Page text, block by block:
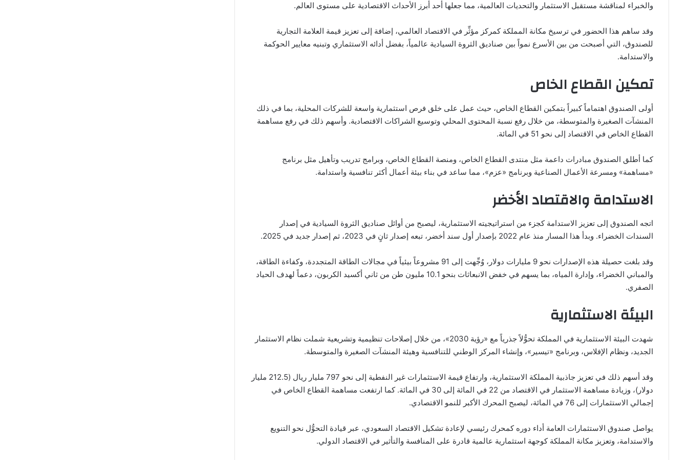
والخبراء لمناقشة مستقبل الاستثمار والتحديات العالمية، مما جعلها أحد أبرز الأحداث الاقتصادية على مستوى العالم.
وقد ساهم هذا الحضور في ترسيخ مكانة المملكة كمركز مؤثِّر في الاقتصاد العالمي، إضافة إلى تعزيز قيمة العلامة التجارية
للصندوق، التي أصبحت من بين الأسرع نمواً بين صناديق الثروة السيادية عالمياً، بفضل أدائه الاستثماري وتبنيه معايير الحوكمة
والاستدامة.
تمكين القطاع الخاص
أولى الصندوق اهتماماً كبيراً بتمكين القطاع الخاص، حيث عمل على خلق فرص استثمارية واسعة للشركات المحلية، بما في ذلك
المنشآت الصغيرة والمتوسطة، من خلال رفع نسبة المحتوى المحلي وتوسيع الشراكات الاقتصادية. وأسهم ذلك في رفع مساهمة
القطاع الخاص في الاقتصاد إلى نحو 51 في المائة.
كما أطلق الصندوق مبادرات داعمة مثل منتدى القطاع الخاص، ومنصة القطاع الخاص، وبرامج تدريب وتأهيل مثل برنامج
«مساهمة» ومسرعة الأعمال الصناعية وبرنامج «عزم»، مما ساعد في بناء بيئة أعمال أكثر تنافسية واستدامة.
الاستدامة والاقتصاد الأخضر
اتجه الصندوق إلى تعزيز الاستدامة كجزء من استراتيجيته الاستثمارية، ليصبح من أوائل صناديق الثروة السيادية في إصدار
السندات الخضراء. وبدأ هذا المسار منذ عام 2022 بإصدار أول سند أخضر، تبعه إصدار ثانٍ في 2023، ثم إصدار جديد في 2025.
وقد بلغت حصيلة هذه الإصدارات نحو 9 مليارات دولار، وُجِّهت إلى 91 مشروعاً بيئياً في مجالات الطاقة المتجددة، وكفاءة الطاقة،
والمباني الخضراء، وإدارة المياه، بما يسهم في خفض الانبعاثات بنحو 10.1 مليون طن من ثاني أكسيد الكربون، دعماً لهدف الحياد
الصفري.
البيئة الاستثمارية
شهدت البيئة الاستثمارية في المملكة تحوُّلاً جذرياً مع «رؤية 2030»، من خلال إصلاحات تنظيمية وتشريعية شملت نظام الاستثمار
الجديد، ونظام الإفلاس، وبرنامج «تيسير»، وإنشاء المركز الوطني للتنافسية وهيئة المنشآت الصغيرة والمتوسطة.
وقد أسهم ذلك في تعزيز جاذبية المملكة الاستثمارية، وارتفاع قيمة الاستثمارات غير النفطية إلى نحو 797 مليار ريال (212.5 مليار
دولار)، وزيادة مساهمة الاستثمار في الاقتصاد من 22 في المائة إلى 30 في المائة. كما ارتفعت مساهمة القطاع الخاص في
إجمالي الاستثمارات إلى 76 في المائة، ليصبح المحرك الأكبر للنمو الاقتصادي.
يواصل صندوق الاستثمارات العامة أداء دوره كمحرك رئيسي لإعادة تشكيل الاقتصاد السعودي، عبر قيادة التحوُّل نحو التنويع
والاستدامة، وتعزيز مكانة المملكة كوجهة استثمارية عالمية قادرة على المنافسة والتأثير في الاقتصاد الدولي.